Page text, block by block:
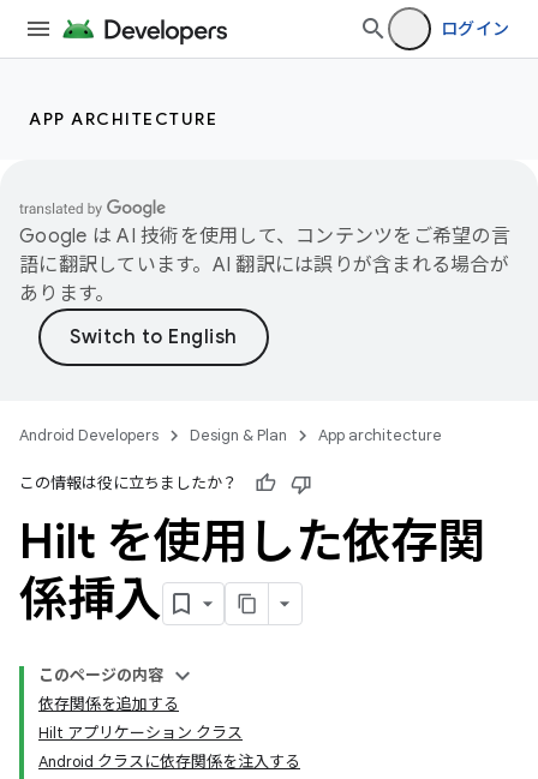
ログイン
APP ARCHITECTURE
Google は AI 技術を使用して、コンテンツをご希望の言
語に翻訳しています。AI 翻訳には誤りが含まれる場合が
あります。
Android Developers Design & Plan App architecture
この情報は役に立ちましたか？
Hilt を使用した依存関
係挿入
このページの内容
依存関係を追加する
Hilt アプリケーション クラス
Android クラスに依存関係を注入する